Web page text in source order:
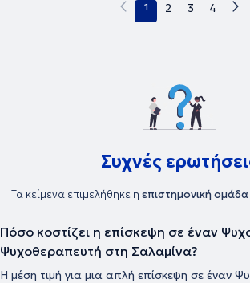
1 2 3 4
Συχνές
Τα κείμενα επιμελήθηκε η επιστημονική
Πόσο κοστίζει η επίσκεψη σε έναν
Ψυχοθεραπευτή στη Σαλαμίνα?
Η μέση τιμή για μια απλή επίσκεψη σε έναν